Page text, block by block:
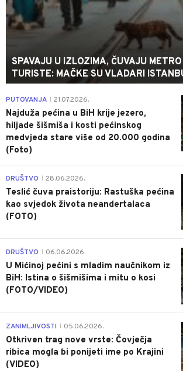
SPAVAJU U IZLOZIMA, ČUVAJU
TURISTE: MAČKE SU VLADARI
PUTOVANJA 21.07.2026.
Najduža pećina u BiH krije jezero,
hiljade šišmiša i kosti pećinskog
medvjeda stare više od 20.000 godina
(Foto)
DRUŠTVO 28.06.2026.
Teslić čuva praistoriju: Rastuška pećina
kao svjedok života neandertalaca
(FOTO)
DRUŠTVO 06.06.2026.
U Mićinoj pećini s mladim naučnikom iz
BiH: Istina o šišmišima i mitu o kosi
(FOTO/VIDEO)
ZANIMLJIVOSTI 05.06.2026.
Otkriven trag nove vrste: Čovječja
ribica mogla bi ponijeti ime po Krajini
(VIDEO)